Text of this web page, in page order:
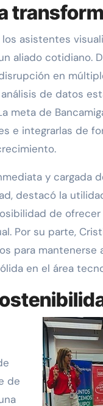
asistentes
aliado cotidiano.
en
de datos
meta de
e integrarlas de
y cargada
destacó la
de
Por su parte,
para
en el área
de